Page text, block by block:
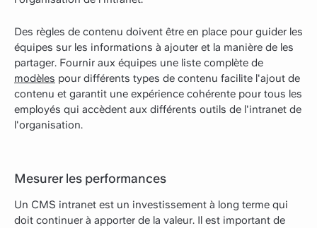
Des règles de contenu doivent être en place pour guider les
équipes sur les informations à ajouter et la manière de les
partager. Fournir aux équipes une liste complète de
modèles pour différents types de contenu facilite l'ajout de
contenu et garantit une expérience cohérente pour tous les
employés qui accèdent aux différents outils de l'intranet de
l'organisation.
Mesurer les performances
Un CMS intranet est un investissement à long terme qui
doit continuer à apporter de la valeur. Il est important de